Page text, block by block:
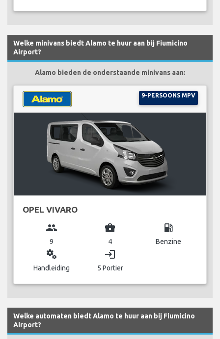
Welke minivans biedt Alamo te huur aan bij Fiumicino
Airport?
Alamo bieden de onderstaande minivans aan:
9-PERSOONS MPV
OPEL VIVARO
group
9
business_center
4
local_gas_station
Benzine
miscellaneous_services
Handleiding
login
5 Portier
Welke automaten biedt Alamo te huur aan bij Fiumicino
Airport?